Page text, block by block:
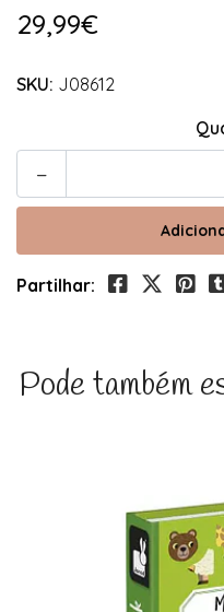
29,99€
SKU: J08612
-
Partilhar:
Pode também